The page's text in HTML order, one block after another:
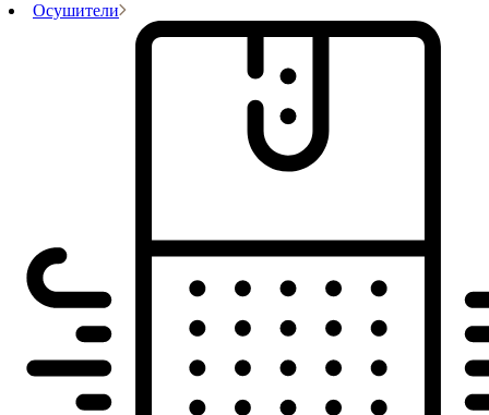
Осушители